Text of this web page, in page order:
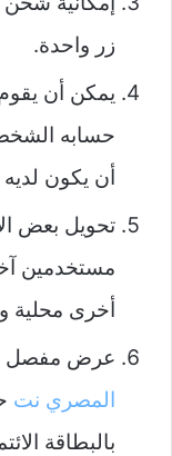
زر واحدة.
يمكن أن
حسابه
أن يكون
تحويل بعض
مستخدمين
أخرى محلية
عرض مفصل
المصري نت
بالبطاقة